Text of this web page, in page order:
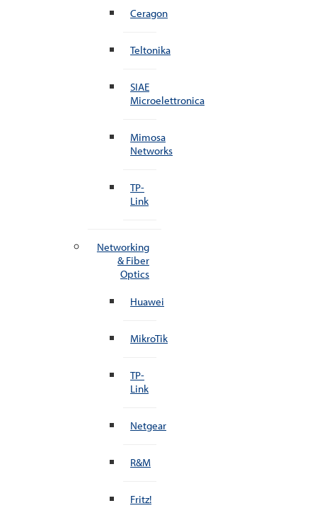
Ceragon
Teltonika
SIAE
Microelettronica
Mimosa
Networks
TP-
Link
Networking
& Fiber
Optics
Huawei
MikroTik
TP-
Link
Netgear
R&M
Fritz!